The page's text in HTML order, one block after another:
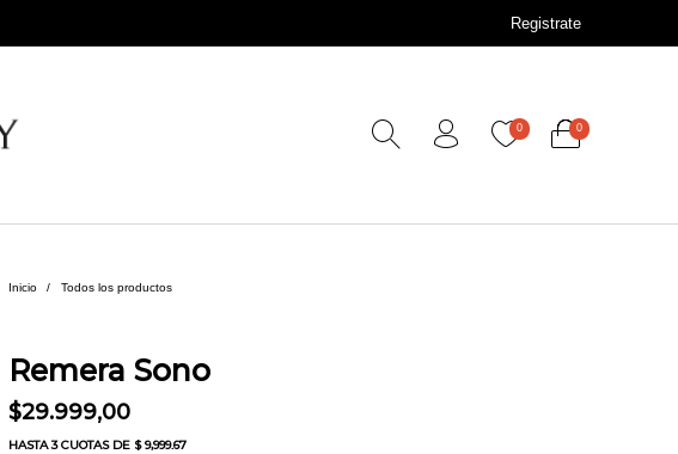
Registrate
0 0
Inicio / Todos los productos
Remera Sono
$29.999,00
HASTA3 CUOTASDE $ 9,999.67